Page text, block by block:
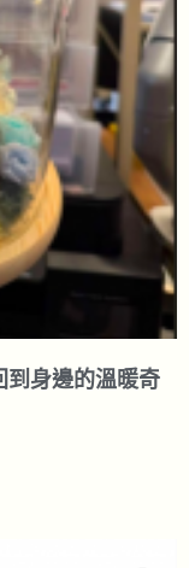
到身邊的溫暖奇